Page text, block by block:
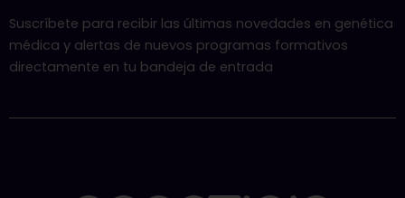
Suscríbete para recibir las últimas novedades en genética
médica y alertas de nuevos programas formativos
directamente en tu bandeja de entrada